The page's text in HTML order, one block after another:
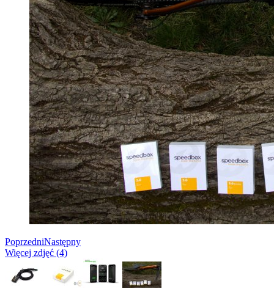
PoprzedniNastępny
Więcej zdjęć (4)